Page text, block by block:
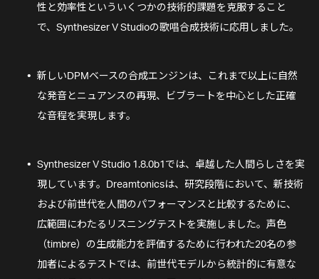
性と効率性といういくつかの技術的課題を克服すること
で、Synthesizer V Studioの歌唱合成技術に応用しました。
新しいDPMベースの合成エンジンは、
これまで以上に自然
な発音とニュアンスの再現、ビブラートを中心とした正確
な音程を実現します。
Synthesizer V Studio 1.8.0b1では、卓越した人間らしさを実
現しています。Dreamtonicsは、研究段階において、新技術
および前世代を人間のパフォーマンスと比較するために、
広範囲にわたるリスニングテストを実施しました。声色
（timbre）の生成能力を評価するために行われた20名の参
加者によるテストでは、前世代モデルから統計的に有意な